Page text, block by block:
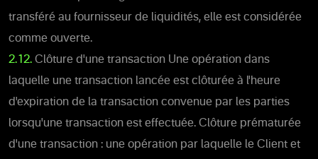
transféré au fournisseur de liquidités, elle est considérée
comme ouverte.
2.12. Clôture d'une transaction Une opération dans
laquelle une transaction lancée est clôturée à l'heure
d'expiration de la transaction convenue par les parties
lorsqu'une transaction est effectuée. Clôture prématurée
d'une transaction : une opération par laquelle le Client et